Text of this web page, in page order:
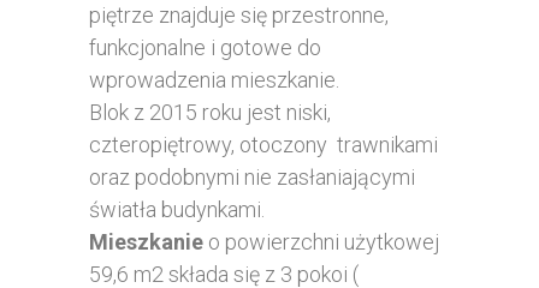
piętrze znajduje się przestronne,
funkcjonalne i gotowe do
wprowadzenia mieszkanie.
Blok z 2015 roku jest niski,
czteropiętrowy, otoczony trawnikami
oraz podobnymi nie zasłaniającymi
światła budynkami.
Mieszkanie o powierzchni użytkowej
59,6 m2 składa się z 3 pokoi (